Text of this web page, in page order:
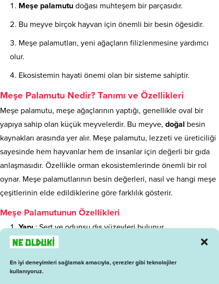
En iyi deneyimleri sağlamak amacıyla, çerezler gibi teknolojiler
kullanıyoruz.
Meşe palamutu doğası muhteşem bir parçasıdır.
Bu meyve birçok hayvan için önemli bir besin öğesidir.
Meşe palamutları, yeni ağaçların filizlenmesine yardımcı
olur.
Ekosistemin hayati önemi olan bir sisteme sahiptir.
Meşe Palamutu Nedir? Tanımı ve Özellikleri
Meşe palamutu, meşe ağaçlarının yaptığı, genellikle oval bir
yapıya sahip olan küçük meyvelerdir. Bu meyve, doğal besin
kaynakları arasında yer alır. Meşe palamutu, lezzeti ve üreticiliği
sayesinde hem hayvanlar hem de insanlar için değerli bir gıda
anlaşmasıdır. Özellikle orman ekosistemlerinde önemli bir rol
oynar. Meşe palamutlarının besin değerleri, nasıl ve hangi meşe
çeşitlerinin elde edildiklerine göre farklılık gösterir.
Meşe Palamutunun Özellikleri
Yapı: Sert ve odunsu dış yüzeyleri bulunur.
Besin Değeri
: Protein, yağ ve yaşam açısından zengindir.
Kullanım Alanları: Hayvan yemi, yapımı ve genel
özellikleriyle mevcuttur.